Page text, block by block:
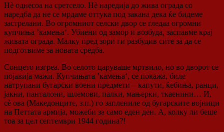
Нѐ однесоа на сретсело. Нѐ наредија до жива ограда со
наредба да не се мрдаме оттука под закана дека ќе бидеме
застрелани. Во огромниот селски двор се гледаа огромни
купчиња ’камења‘. Убиени од замор и возбуда, заспавме крај
живата ограда. Малку пред зори ги разбудив сите за да се
подготвиме за новата средба.
Сонцето изгреа. Во селото царуваше мртвило, но во дворот се
појавија мажи. Купчињата ’камења‘, се покажа, биле
натрупани бугарски воени предмети – капути, ќебиња, ранци,
јакни, панталони, шлемови, палки, мањерки, ткаенини… И,
сѐ ова (Македонците, з.п.) го заплениле од бугарските војници
на Петтата армија, можеби за само еден ден. А, колку ли беше
тоа за цел септември 1944 година?!